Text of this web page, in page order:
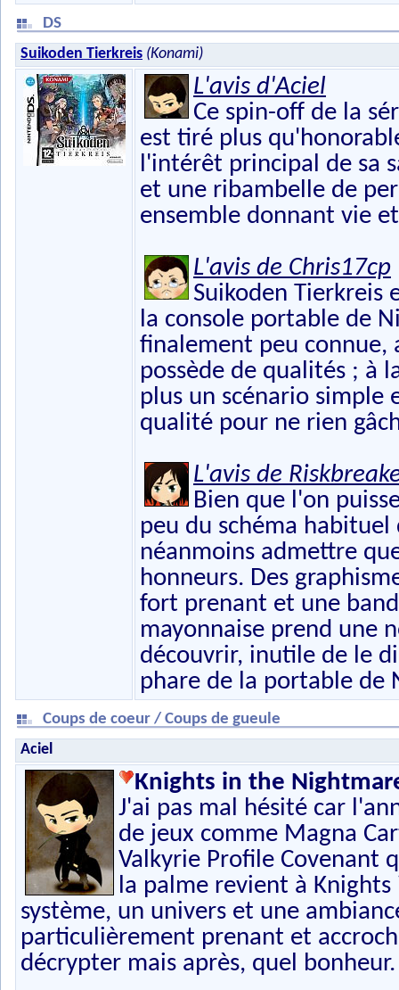
DS
Suikoden Tierkreis (Konami)
L'avis d'Aciel
Ce spin-off de la
est tiré plus
l'intérêt principal de sa
et une ribambelle de
ensemble donnant vie
L'avis de Chris17cp
Suikoden
la console portable de
finalement peu connue,
possède de qualités ; à
plus un scénario simple
qualité pour ne rien
L'avis de
Bien que l'on
peu du schéma
néanmoins admettre
honneurs. Des
fort prenant et une
mayonnaise prend une
découvrir, inutile de le
phare de la portable de
Coups de coeur / Coups de gueule
Aciel
Knights in the
J'ai pas mal hésité car
de jeux comme Magna
Valkyrie Profile Covenant
la palme revient à
système, un univers et une
particulièrement prenant et
décrypter mais après, quel bonheur.